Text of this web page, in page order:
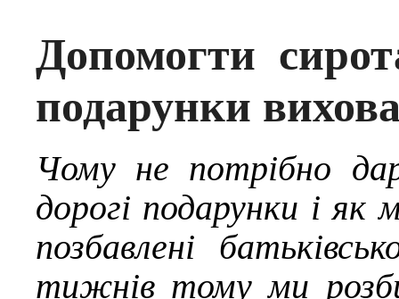
Допомогти
подарунки
Чому не потрібно
дорогі подарунки і
позбавлені
тижнів тому ми